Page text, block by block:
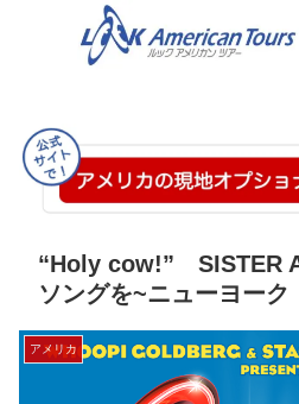
“Holy cow!” SISTER
ソングを~ニューヨーク
アメリカ